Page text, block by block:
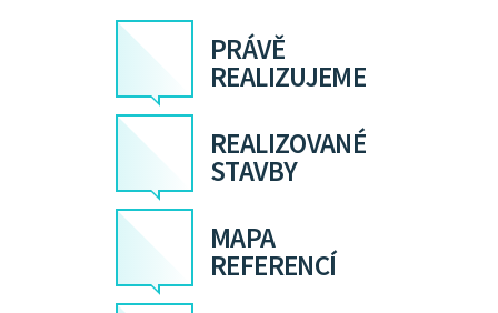
PRÁVĚ
REALIZUJEME
REALIZOVANÉ
STAVBY
MAPA
REFERENCÍ